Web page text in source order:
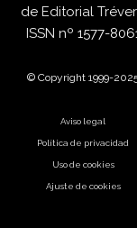
de Editorial
ISSN nº 1577-
© Copyright 1999-
Aviso legal
Política de privacidad
Uso de cookies
Ajuste de cookies